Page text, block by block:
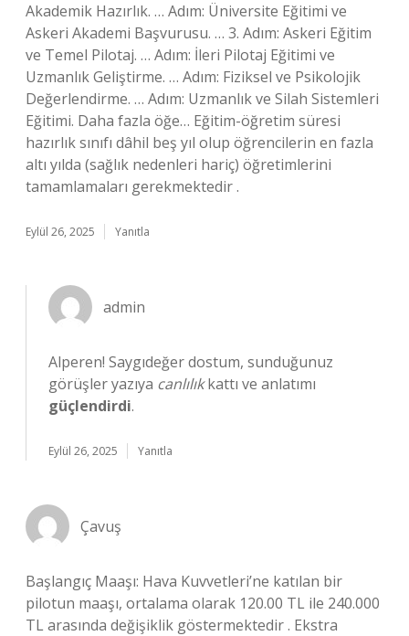
Akademik Hazırlık. … Adım: Üniversite Eğitimi ve
Askeri Akademi Başvurusu. … 3. Adım: Askeri Eğitim
ve Temel Pilotaj. … Adım: İleri Pilotaj Eğitimi ve
Uzmanlık Geliştirme. … Adım: Fiziksel ve Psikolojik
Değerlendirme. … Adım: Uzmanlık ve Silah Sistemleri
Eğitimi. Daha fazla öğe… Eğitim-öğretim süresi
hazırlık sınıfı dâhil beş yıl olup öğrencilerin en fazla
altı yılda (sağlık nedenleri hariç) öğretimlerini
tamamlamaları gerekmektedir .
Eylül 26, 2025 Yanıtla
admin
Alperen! Saygıdeğer dostum, sunduğunuz
görüşler yazıya canlılıkkattı ve anlatımı
güçlendirdi.
Eylül 26, 2025 Yanıtla
Çavuş
Başlangıç Maaşı: Hava Kuvvetleri’ne katılan bir
pilotun maaşı, ortalama olarak 120.00 TL ile 240.000
TL arasında değişiklik göstermektedir . Ekstra